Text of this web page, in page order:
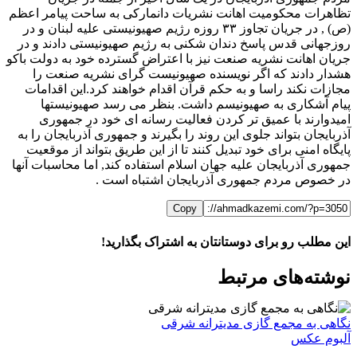
تظاهرات محکومیت اهانت نشریات دانمارکی به ساحت پیامر اعظم
(ص) , در جریان تجاوز ۳۳ روزه رژیم صهیونیستی علیه لبنان و در
روزجهانی قدس پاسخ دندان شکنی به رژیم صهیونیستی دادند و در
جریان اهانت نشریه صنعت نیز با اعتراض گسترده خود به دولت باکو
هشدار دادند که اگر نویسنده صهیونیست گرای نشریه صنعت را
مجازات نکند راسا و به حکم قرآن اقدام خواهند کرد.این اقدامات
پیام آشکاری به صهیونیسم داشت. بنظر می رسد صهیونیستها
امیدوارند با عمیق تر کردن فعالیت رسانه ای خود در جمهوری
آذربایجان بتواند جلوی این روند را بگیرند و جمهوری آذربایجان را به
پایگاه امنی برای خود تبدیل کنند تا از این طریق بتواند از موقعیت
جمهوری آذربایجان علیه جهان اسلام استفاده کند, اما محاسبات آنها
در خصوص مردم جمهوری آذربایجان اشتباه است .
Copy
این مطلب رو برای دوستانتان به اشتراک بگذارید!
FacebookX
LinkedIn
WhatsApp
Telegram
ایمیل
نوشته‌‌های مرتبط
نگاهی به مجمع گازی مدیترانه شرقی
آلبوم عکس